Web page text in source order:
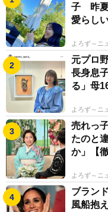
子 昨夏
愛らし
よろず～ニ
元プロ
長身息
る」母
よろず～ニ
売れっ
たのと
か」【
よろず～ニ
ブラン
風船抱